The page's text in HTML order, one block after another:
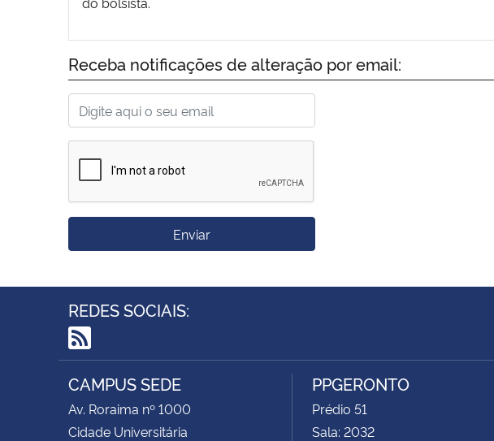
Receba notificações de alteração por email:
Enviar
REDES SOCIAIS:
RSS
CAMPUS SEDE
Av. Roraima nº 1000
Cidade Universitária
PPGERONTO
Prédio 51
Sala: 2032